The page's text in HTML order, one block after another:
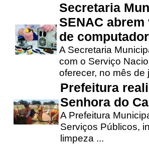
Secretaria
SENAC
de
A Secretaria
com o Serviço
oferecer, no mês de
Prefeitura
Senhora do
A Prefeitura
Serviços Públicos,
limpeza ...